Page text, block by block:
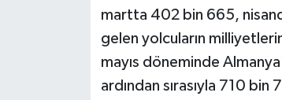
martta 402 bin 665,
gelen yolcuların
mayıs döneminde
ardından sırasıyla 710